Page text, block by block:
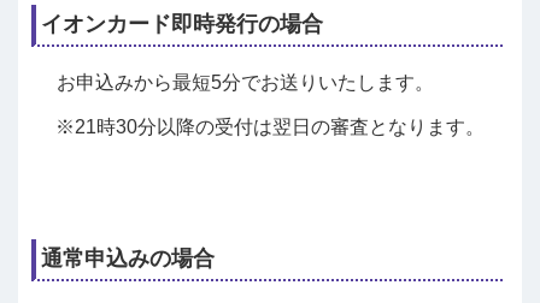
イオンカード即時発行の場合
お申込みから最短5分でお送りいたします。
21時30分以降の受付は翌日の審査となります。
通常申込みの場合